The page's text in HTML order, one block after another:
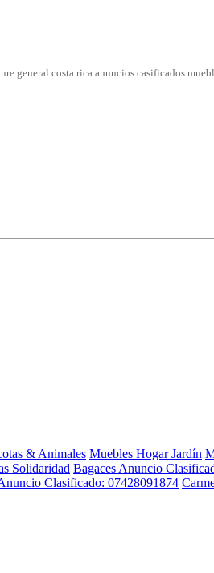
general costa rica anuncios casificados
& Animales Muebles Hogar Jardín
Solidaridad Bagaces Anuncio
Clasificado: 07428091874